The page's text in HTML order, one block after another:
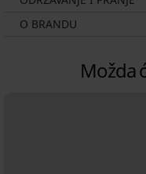
O BRANDU
Možda